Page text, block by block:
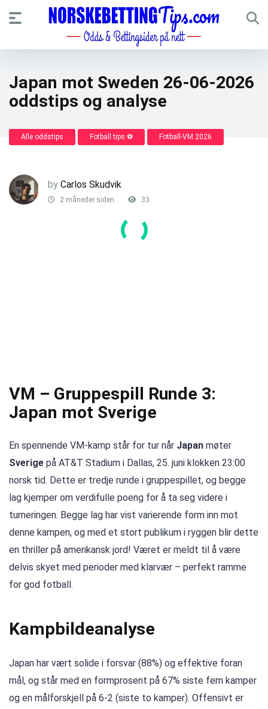
Japan mot Sweden 26-06-2026
oddstips og analyse
Alle oddstips Fotball tips ⚽ Fotball-VM 2026
by Carlos Skudvik
2 måneder siden 33
VM – Gruppespill Runde 3:
Japan mot Sverige
En spennende VM-kamp står for tur når Japan møter
Sverige på AT&T Stadium i Dallas, 25. juni klokken 23:00
norsk tid. Dette er tredje runde i gruppespillet, og begge
lag kjemper om verdifulle poeng for å ta seg videre i
turneringen. Begge lag har vist varierende form inn mot
denne kampen, og med et stort publikum i ryggen blir dette
en thriller på amerikansk jord! Været er meldt til å være
delvis skyet med perioder med klarvær – perfekt ramme
for god fotball.
Kampbildeanalyse
Japan har vært solide i forsvar (88%) og effektive foran
mål, og står med en formprosent på 67% siste fem kamper
og en målforskjell på 6-2 (siste to kamper). Offensivt er